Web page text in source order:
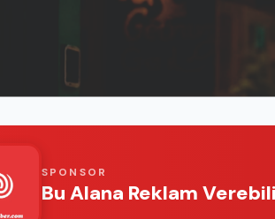
SPONSOR
Bu Alana Reklam